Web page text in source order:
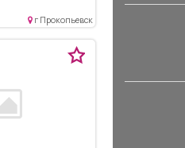
врачом
г Прокопьевск